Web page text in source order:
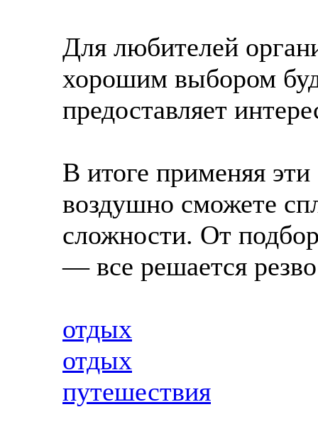
Для любителей
хорошим выбором
предоставляет
В итоге применяя
воздушно сможете
сложности. От
— все решается
отдых
отдых
путешествия